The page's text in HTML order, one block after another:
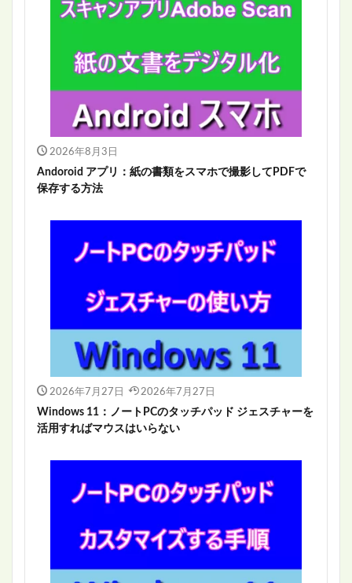
2026年8月3日
Andoroid アプリ：紙の書類をスマホで撮影してPDFで
保存する方法
2026年7月27日 2026年7月27日
Windows 11：ノートPCのタッチパッド ジェスチャーを
活用すればマウスはいらない